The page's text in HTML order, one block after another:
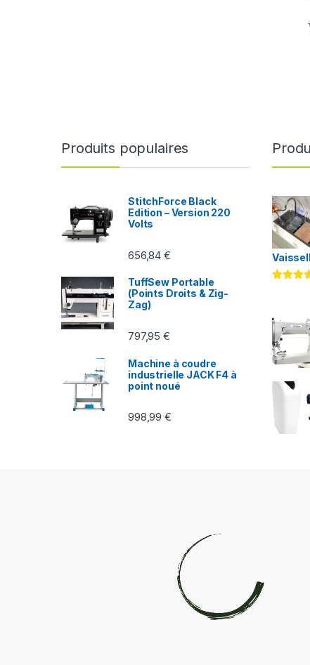
Produits populaires
StitchForce Black
Edition – Version 220
Volts
656,84€
TuffSew Portable
(Points Droits & Zig-
Zag)
797,95€
Machine à coudre
industrielle JACK F4 à
point noué
998,99€